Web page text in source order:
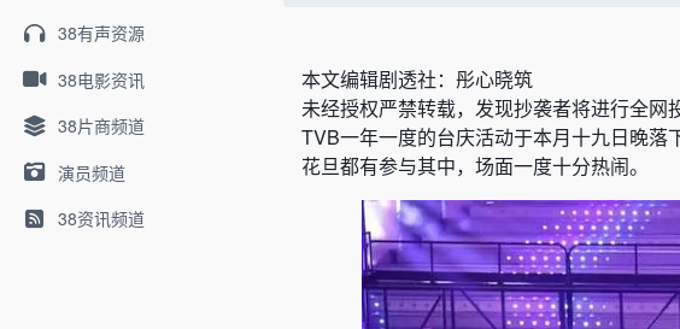
38有声资源
38电影资讯
38片商频道
演员频道
38资讯频道
本文编辑剧透社：彤心晓筑
未经授权严禁转载，发现抄袭者将进行全网
TVB一年一度的台庆活动于本月十九日晚
花旦都有参与其中，场面一度十分热闹。